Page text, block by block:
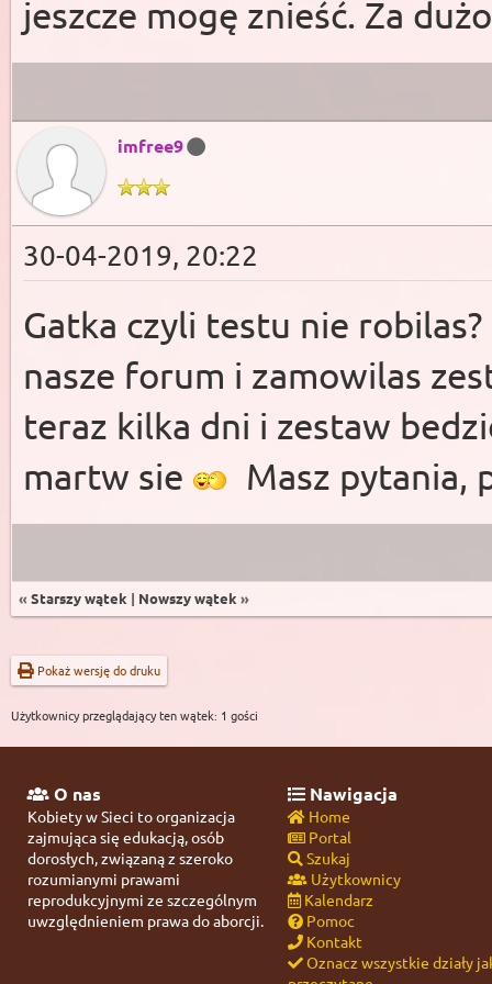
jeszcze mogę znieść. Za
imfree9
30-04-2019, 20:22
Gatka czyli testu nie
nasze forum i zamowilas
teraz kilka dni i zestaw
martw sie
Masz pytania,
« Starszy wątek | Nowszy wątek »
Pokaż wersję do druku
Użytkownicy przeglądający ten wątek: 1 gości
O nas
Kobiety w Sieci to organizacja
zajmująca się edukacją, osób
dorosłych, związaną z szeroko
rozumianymi prawami
reprodukcyjnymi ze szczególnym
uwzględnieniem prawa do aborcji.
Nawigacja
Home
Portal
Szukaj
Użytkownicy
Kalendarz
Pomoc
Kontakt
Oznacz wszystkie działy